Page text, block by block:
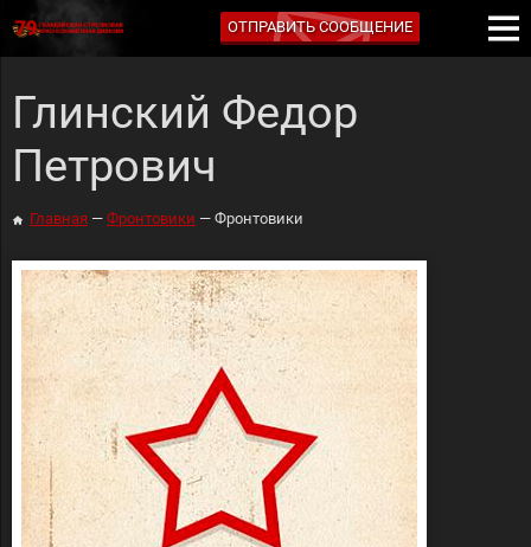
ОТПРАВИТЬ СООБЩЕНИЕ
Глинский Федор
Петрович
Главная Фронтовики Фронтовики